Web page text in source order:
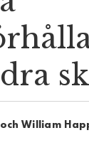
n
William